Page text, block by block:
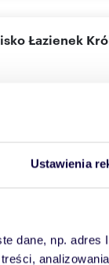
Ustawienia
dane, np.
Łazienek
Mam